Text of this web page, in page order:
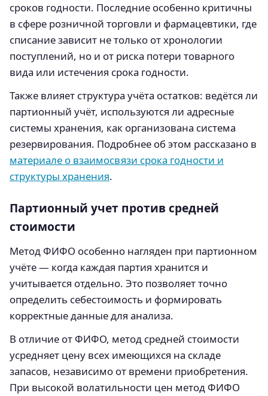
сроков годности. Последние особенно критичны
в сфере розничной торговли и фармацевтики, где
списание зависит не только от хронологии
поступлений, но и от риска потери товарного
вида или истечения срока годности.
Также влияет структура учёта остатков: ведётся ли
партионный учёт, используются ли адресные
системы хранения, как организована система
резервирования. Подробнее об этом рассказано в
материале о взаимосвязи срока годности и
структуры хранения.
Партионный учет против средней
стоимости
Метод ФИФО особенно нагляден при партионном
учёте — когда каждая партия хранится и
учитывается отдельно. Это позволяет точно
определить себестоимость и формировать
корректные данные для анализа.
В отличие от ФИФО, метод средней стоимости
усредняет цену всех имеющихся на складе
запасов, независимо от времени приобретения.
При высокой волатильности цен метод ФИФО